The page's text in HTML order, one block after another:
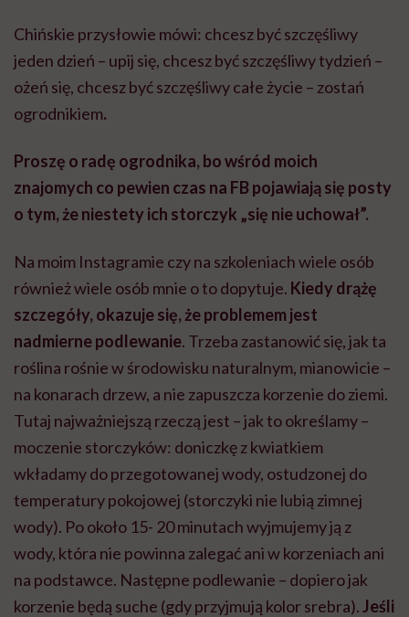
Chińskie przysłowie mówi: chcesz być szczęśliwy
jeden dzień – upij się, chcesz być szczęśliwy tydzień –
ożeń się, chcesz być szczęśliwy całe życie – zostań
ogrodnikiem.
Proszę o radę ogrodnika, bo wśród moich
znajomych co pewien czas na FB pojawiają się posty
o tym, że niestety ich storczyk „się nie uchował”.
Na moim Instagramie czy na szkoleniach wiele osób
również wiele osób mnie o to dopytuje. Kiedy drążę
szczegóły, okazuje się, że problemem jest
nadmierne podlewanie. Trzeba zastanowić się, jak ta
roślina rośnie w środowisku naturalnym, mianowicie –
na konarach drzew, a nie zapuszcza korzenie do ziemi.
Tutaj najważniejszą rzeczą jest – jak to określamy –
moczenie storczyków: doniczkę z kwiatkiem
wkładamy do przegotowanej wody, ostudzonej do
temperatury pokojowej (storczyki nie lubią zimnej
wody). Po około 15- 20 minutach wyjmujemy ją z
wody, która nie powinna zalegać ani w korzeniach ani
na podstawce. Następne podlewanie – dopiero jak
korzenie będą suche (gdy przyjmują kolor srebra).Jeśli